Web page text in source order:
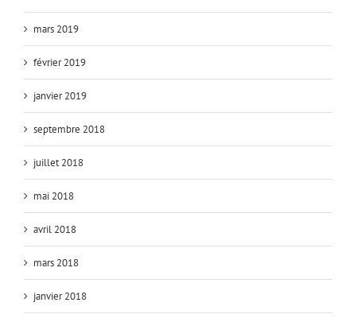
mars 2019
février 2019
janvier 2019
septembre 2018
juillet 2018
mai 2018
avril 2018
mars 2018
janvier 2018